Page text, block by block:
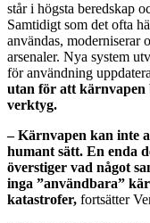
står i högsta beredskap
Samtidigt som det ofta
användas, moderniserar
arsenaler. Nya system
för användning
utan för att kärnvapen
verktyg.
– Kärnvapen kan inte
humant sätt. En enda
överstiger vad något
inga ”användbara”
katastrofer, fortsätter